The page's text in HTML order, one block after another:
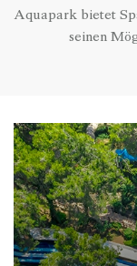
Aquapark bietet
seinen